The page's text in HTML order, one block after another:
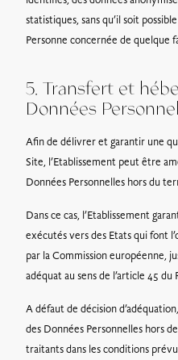
statistiques, sans qu’il soit
Personne concernée de quelque
5. Transfert et
Données
Afin de délivrer et garantir une
Site, l’Etablissement peut être
Données Personnelles hors du
Dans ce cas, l’Etablissement
exécutés vers des Etats qui font
par la Commission européenne,
adéquat au sens de l’article 45 du
A défaut de décision
des Données Personnelles hors
traitants dans les conditions